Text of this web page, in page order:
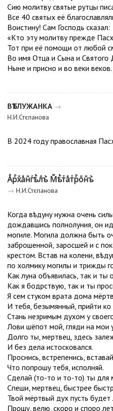
Сию молитву святые рутцы
Все 40 святых её
Воистину! Сам Господь сказал:
«Кто эту молитву прежде
Тот при её помощи от любой
Во имя Отца и Сына и Святого
Ныне и присно и во веки
ВѢТЛУЖАНКА →
Н.И.Стєпанова
В 2024 году православная
Аⷶрⷬхⷯаⷶнⷩгⷢѣⷺлⷧъꙸ Мⷨѣⷺтⷮаⷶтⷮрⷬоⷪнⷩъꙸ
→ Н.И.Стєпанова
Когда вѣдуну нужна очень
дождавшись полнолуния, он
могиле. Могила должна быть
заброшенной, заросшей и с
крестом. Встав на колени,
по холмику могилы и трижды
Как луна объявилась, так и ты
Как я бодрствую, так и ты
Я сем стуком врата дома
И тебя, безымянный, прийти
Стань незримым духом у
Лови шëпот мой, гляди на мои
Долго ты, мертвец, здесь
И без дела истосковался.
Проснись, встрепенись, вставай,
Что попрошу тебя, исполняй.
Сделай (то-то и то-то) ты для
Спеши, мертвец, быстрее
Твой мëртвый дух пусть будет
Прошу, велю, скоро и споро